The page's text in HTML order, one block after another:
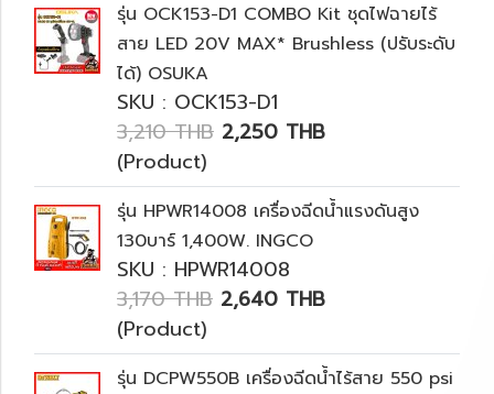
รุ่น OCK153-D1 COMBO Kit ชุดไฟฉายไร้
สาย LED 20V MAX* Brushless (ปรับระดับ
ได้) OSUKA
SKU : OCK153-D1
3,210 THB 2,250 THB
(Product)
รุ่น HPWR14008 เครื่องฉีดน้ำแรงดันสูง
130บาร์ 1,400W. INGCO
SKU : HPWR14008
3,170 THB 2,640 THB
(Product)
รุ่น DCPW550B เครื่องฉีดน้ำไร้สาย 550 psi